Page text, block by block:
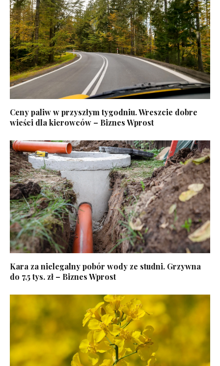
Ceny paliw w przyszłym tygodniu. Wreszcie dobre
wieści dla kierowców – Biznes Wprost
Kara za nielegalny pobór wody ze studni. Grzywna
do 7,5 tys. zł – Biznes Wprost